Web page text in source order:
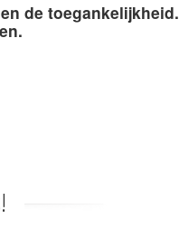
de toegankelijkheid.